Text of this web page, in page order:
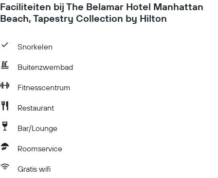
Faciliteiten bij The Belamar Hotel Manhattan
Beach, Tapestry Collection by Hilton
Snorkelen
Buitenzwembad
Fitnesscentrum
Restaurant
Bar/Lounge
Roomservice
Gratis wifi